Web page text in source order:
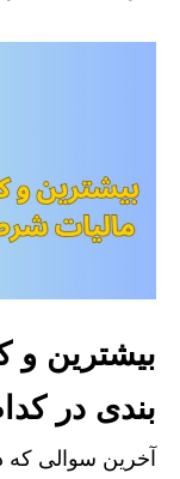
بیشترین و
بندی در
آخرین سوالی که